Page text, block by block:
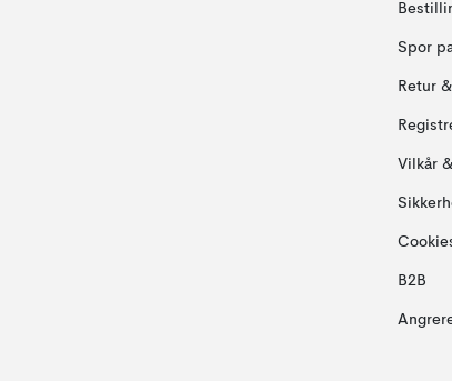
Spor
Retur
Vilkår
B2B